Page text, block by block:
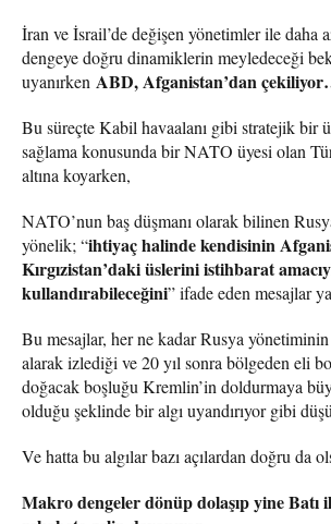
İran ve İsrail’de değişen yönetimler ile daha
dengeye doğru dinamiklerin meyledeceği
uyanırken ABD, Afganistan’dan
Bu süreçte Kabil havaalanı gibi stratejik bir
sağlama konusunda bir NATO üyesi olan
altına koyarken,
NATO’nun baş düşmanı olarak bilinen
yönelik; “ihtiyaç halinde kendisinin
Kırgızistan’daki üslerini istihbarat
kullandırabileceğini” ifade eden mesajlar
Bu mesajlar, her ne kadar Rusya
alarak izlediği ve 20 yıl sonra bölgeden eli
doğacak boşluğu Kremlin’in doldurmaya
olduğu şeklinde bir algı uyandırıyor gibi
Ve hatta bu algılar bazı açılardan doğru da
Makro dengeler dönüp dolaşıp yine Batı